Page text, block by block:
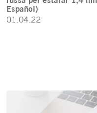
Español)
01.04.22